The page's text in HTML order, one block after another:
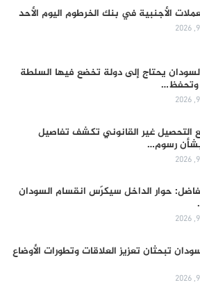
الأجنبية في بنك الخرطوم اليوم الأحد
يحتاج إلى دولة تخضع فيها السلطة
وتحفظ…
التحصيل غير القانوني تكشف تفاصيل
رسوم…
حوار الداخل سيكرّس انقسام السودان
تبحثان تعزيز العلاقات وتطورات الأوضاع